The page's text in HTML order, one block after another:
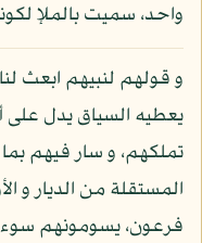
واحد، سميت بالملإ
و قولهم لنبيهم ابعث
يعطيه السياق يدل
تملكهم، و سار فيهم
المستقلة من الديار و
فرعون، يسومونهم سوء